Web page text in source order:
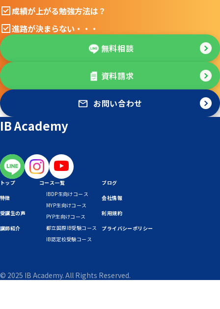
成績が上がる勉強方法は？
進路が決まらない・・・
無料相談
資料請求
お問い合わせ
IB Academy
トップ
特徴
受講生の声
講師紹介
コース一覧
IBDP生向けコース
MYP生向けコース
PYP生向けコース
都立国際IB受験コース
IB認定校受験コース
ブログ
会社情報
利用規約
プライバシーポリシー
© 2025 IB Academy. All Rights Reserved.